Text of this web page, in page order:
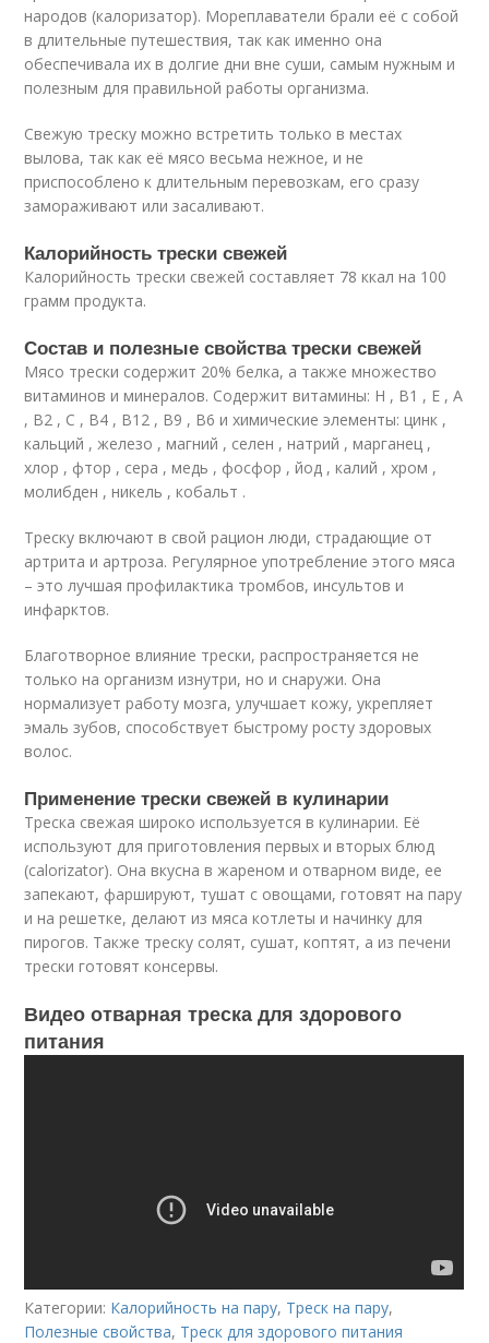
народов (калоризатор). Мореплаватели брали её с собой
в длительные путешествия, так как именно она
обеспечивала их в долгие дни вне суши, самым нужным и
полезным для правильной работы организма.
Свежую треску можно встретить только в местах
вылова, так как её мясо весьма нежное, и не
приспособлено к длительным перевозкам, его сразу
замораживают или засаливают.
Калорийность трески свежей
Калорийность трески свежей составляет 78 ккал на 100
грамм продукта.
Состав и полезные свойства трески свежей
Мясо трески содержит 20% белка, а также множество
витаминов и минералов. Содержит витамины: H , B1 , E , A
, B2 , C , B4 , B12 , B9 , B6 и химические элементы: цинк ,
кальций , железо , магний , селен , натрий , марганец ,
хлор , фтор , сера , медь , фосфор , йод , калий , хром ,
молибден , никель , кобальт .
Треску включают в свой рацион люди, страдающие от
артрита и артроза. Регулярное употребление этого мяса
– это лучшая профилактика тромбов, инсультов и
инфарктов.
Благотворное влияние трески, распространяется не
только на организм изнутри, но и снаружи. Она
нормализует работу мозга, улучшает кожу, укрепляет
эмаль зубов, способствует быстрому росту здоровых
волос.
Применение трески свежей в кулинарии
Треска свежая широко используется в кулинарии. Её
используют для приготовления первых и вторых блюд
(calorizator). Она вкусна в жареном и отварном виде, ее
запекают, фаршируют, тушат с овощами, готовят на пару
и на решетке, делают из мяса котлеты и начинку для
пирогов. Также треску солят, сушат, коптят, а из печени
трески готовят консервы.
Видео отварная треска для здорового
питания
Категории: Калорийность на пару, Треск на пару,
Полезные свойства, Треск для здорового питания